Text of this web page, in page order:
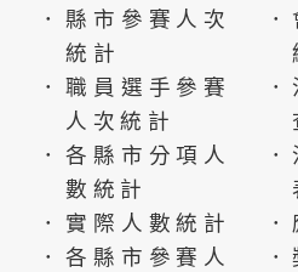
．縣市參賽人次
統計
．職員選手參賽
人次統計
．各縣市分項人
數統計
．實際人數統計
．各縣市參賽人